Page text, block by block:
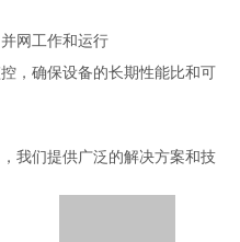
网工作和运行
，确保设备的长期性能比和可
我们提供广泛的解决方案和技